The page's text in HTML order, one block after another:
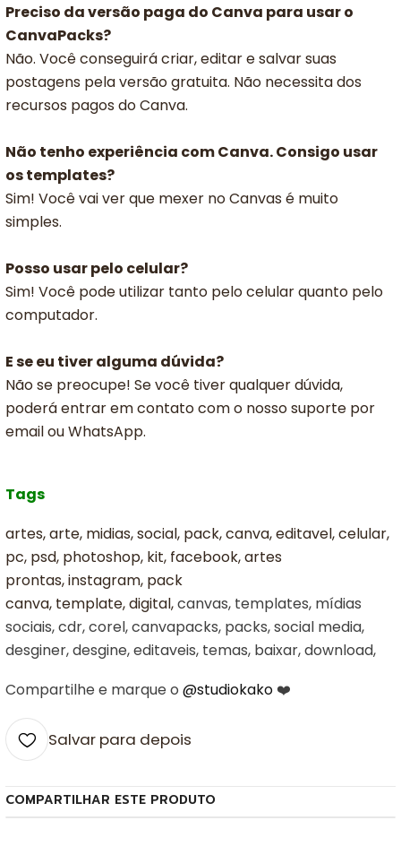
Preciso da versão paga do Canva para usar o
CanvaPacks?
Não. Você conseguirá criar, editar e salvar suas
postagens pela versão gratuita. Não necessita dos
recursos pagos do Canva.
Não tenho experiência com Canva. Consigo usar
os templates?
Sim! Você vai ver que mexer no Canvas é muito
simples.
Posso usar pelo celular?
Sim! Você pode utilizar tanto pelo celular quanto pelo
computador.
E se eu tiver alguma dúvida?
Não se preocupe! Se você tiver qualquer dúvida,
poderá entrar em contato com o nosso suporte por
email ou WhatsApp.
Tags
artes, arte, midias, social, pack, canva, editavel, celular,
pc, psd, photoshop, kit, facebook, artes
prontas, instagram, pack
canva, template, digital,canvas, templates, mídias
sociais, cdr, corel, canvapacks, packs, social media,
desginer, desgine, editaveis, temas, baixar, download,
Compartilhe e marque o @studiokako ❤️
Salvar para depois
COMPARTILHAR ESTE PRODUTO